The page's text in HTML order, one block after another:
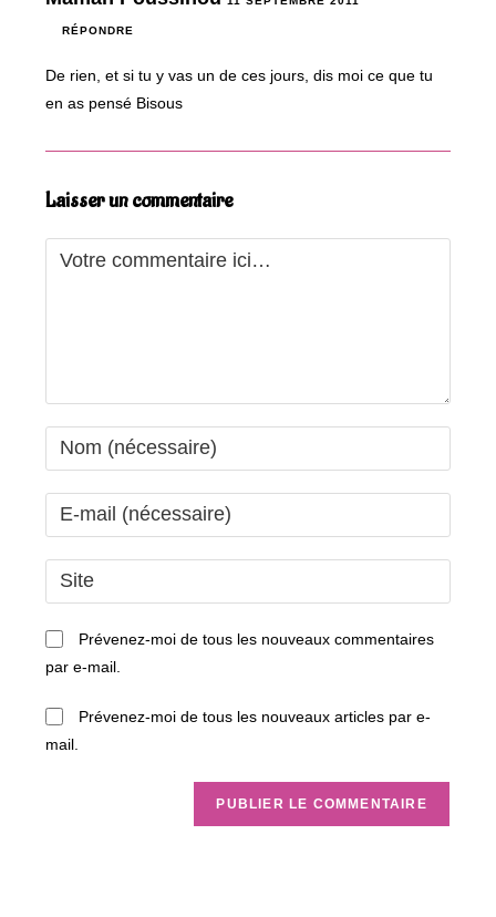
RÉPONDRE
De rien, et si tu y vas un de ces jours, dis moi ce que tu
en as pensé Bisous
Laisser un commentaire
Comment
Enter
your
name
comment
Enter
your
email
address
comment
Saisir
l’URL
de
(facultatif)
Prévenez-moi de tous les nouveaux commentaires
par e-mail.
Prévenez-moi de tous les nouveaux articles par e-
mail.